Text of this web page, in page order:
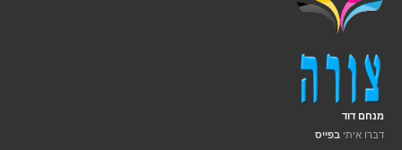
מנחם דוד
דברו איתי בפייס